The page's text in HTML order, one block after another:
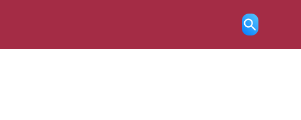
Ricerca
aperta